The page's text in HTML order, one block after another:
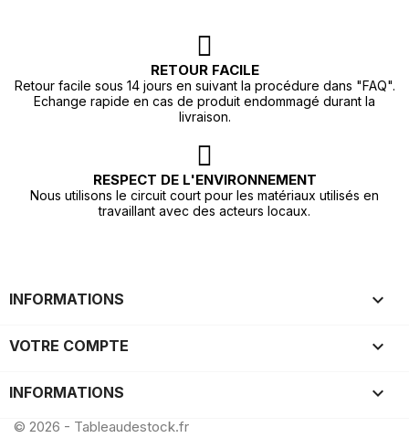
RETOUR FACILE
Retour facile sous 14 jours en suivant la procédure dans "FAQ".
Echange rapide en cas de produit endommagé durant la
livraison.
RESPECT DE L'ENVIRONNEMENT
Nous utilisons le circuit court pour les matériaux utilisés en
travaillant avec des acteurs locaux.
INFORMATIONS 
VOTRE COMPTE 
INFORMATIONS keyboard_arrow_down
© 2026 - Tableaudestock.fr